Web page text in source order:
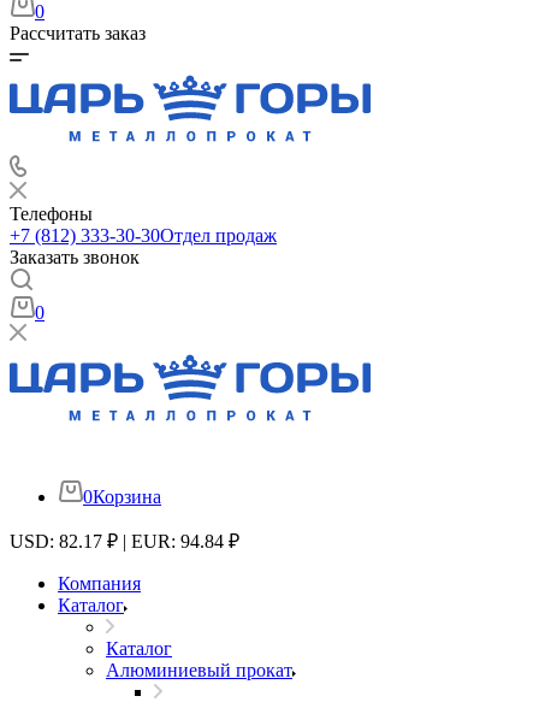
0
Рассчитать заказ
Телефоны
+7 (812) 333-30-30Отдел продаж
Заказать звонок
0
0Корзина
USD: 82.17 ₽ | EUR: 94.84 ₽
Компания
Каталог
Каталог
Алюминиевый прокат